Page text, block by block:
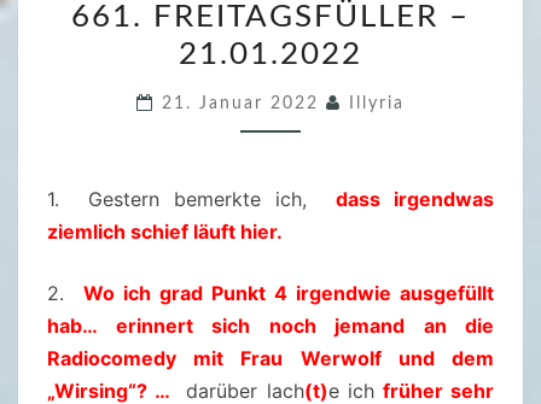
6
1
E
A
G
S
F
661. FREITAGSFÜLLER –
21.01.2022
21. Januar 2022 Illyria
1. Gestern bemerkte ich, dass irgendwas
ziemlich schief läuft hier.
2. Wo ich grad Punkt 4 irgendwie ausgefüllt
hab… erinnert sich noch jemand an die
Radiocomedy mit Frau Werwolf und dem
„Wirsing“? …
darüber lach(t)e ich früher sehr